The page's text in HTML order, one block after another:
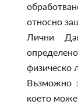
относно
Лични
физическо
Възможно
което